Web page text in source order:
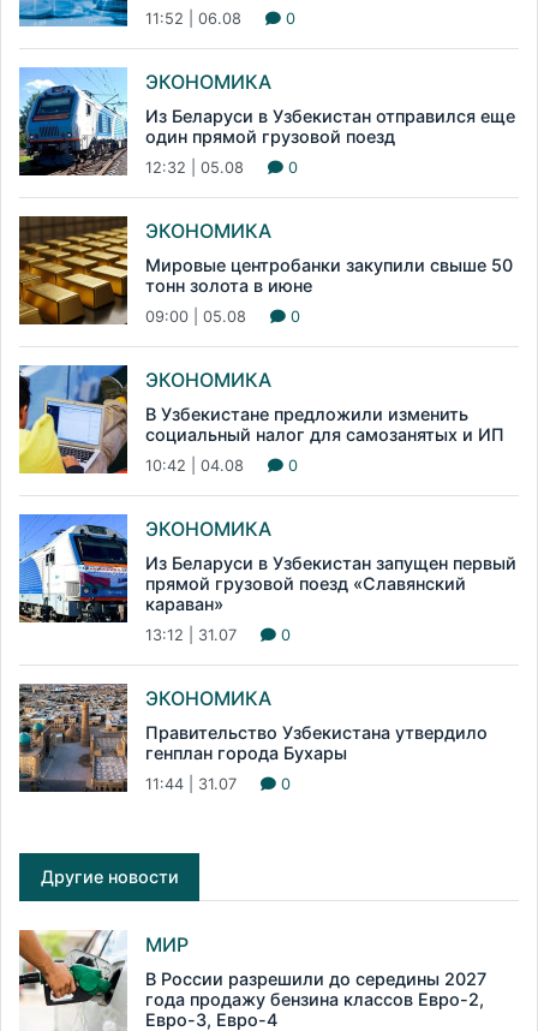
11:52 | 06.08 0
ЭКОНОМИКА
Из Беларуси в Узбекистан отправился еще
один прямой грузовой поезд
12:32 | 05.08 0
ЭКОНОМИКА
Мировые центробанки закупили свыше 50
тонн золота в июне
09:00 | 05.08 0
ЭКОНОМИКА
В Узбекистане предложили изменить
социальный налог для самозанятых и ИП
10:42 | 04.08 0
ЭКОНОМИКА
Из Беларуси в Узбекистан запущен первый
прямой грузовой поезд «Славянский
караван»
13:12 | 31.07 0
ЭКОНОМИКА
Правительство Узбекистана утвердило
генплан города Бухары
11:44 | 31.07 0
Другие новости
МИР
В России разрешили до середины 2027
года продажу бензина классов Евро-2,
Евро-3, Евро-4